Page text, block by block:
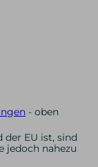
- oben
der EU ist, sind
jedoch nahezu